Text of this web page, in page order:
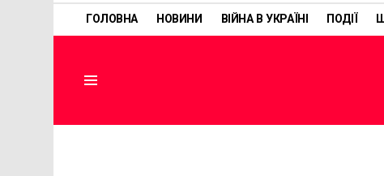
ГОЛОВНА НОВИНИ ВІЙНА В УКРАЇНІ ПОДІЇ